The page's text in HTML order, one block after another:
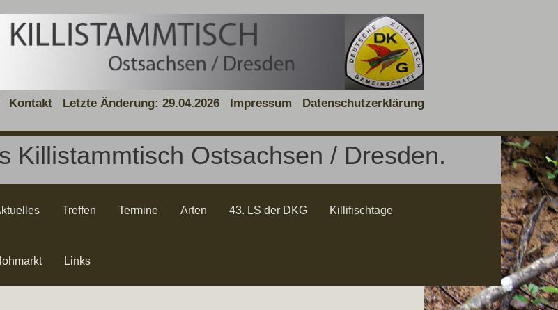
Kontakt Letzte Änderung: 29.04.2026 Impressum Datenschutzerklärung
Killistammtisch Ostsachsen / Dresden.
Treffen Termine Arten 43. LS der DKG Killifischtage
Links